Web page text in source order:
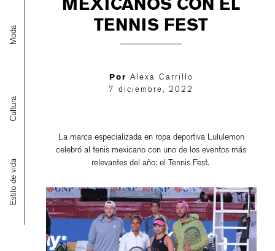
Moda
Cultura
Estilo de vida
TENNIS FEST
Por Alexa Carrillo
7 diciembre, 2022
La marca especializada en ropa deportiva Lululemon
celebró al tenis mexicano con uno de los eventos más
relevantes del año: el Tennis Fest.